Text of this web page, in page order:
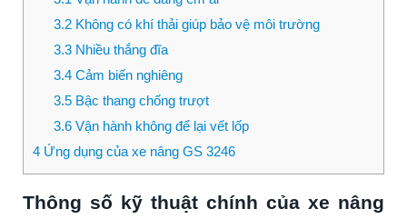
3.2Không có khí thải giúp bảo vệ môi trường
3.3Nhiều thắng đĩa
3.4Cảm biến nghiêng
3.5Bậc thang chống trượt
3.6Vận hành không để lại vết lốp
4 Ứng dụng của xe nâng GS 3246
Thông số kỹ thuật chính của xe nâng